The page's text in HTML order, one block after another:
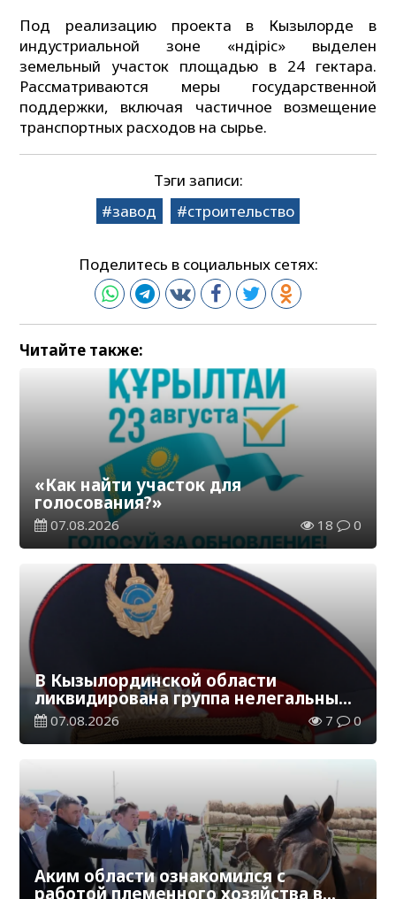
Под реализацию проекта в Кызылорде в
индустриальной зоне «Өндіріс» выделен
земельный участок площадью в 24 гектара.
Рассматриваются меры государственной
поддержки, включая частичное возмещение
транспортных расходов на сырье.
Тэги записи:
завод
строительство
Поделитесь в социальных сетях:
Читайте также:
«Как найти участок для
голосования?»
07.08.2026 18 0
В Кызылординской области
ликвидирована группа нелегальных
добытчиков золота
07.08.2026 7 0
Аким области ознакомился с
работой племенного хозяйства в